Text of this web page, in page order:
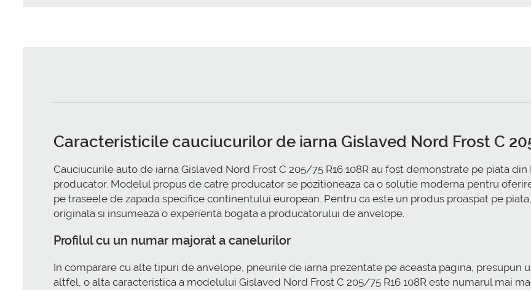
Caracteristicile cauciucurilor de iarna Gislaved Nord Frost C
Cauciucurile auto de iarna Gislaved Nord Frost C 205/75 R16 108R au fost demonstrate pe piata
producator. Modelul propus de catre producator se pozitioneaza ca o solutie moderna pentru
pe traseele de zapada specifice continentului european. Pentru ca este un produs proaspat pe
originala si insumeaza o experienta bogata a producatorului de anvelope.
Profilul cu un numar majorat a canelurilor
In comparare cu alte tipuri de anvelope, pneurile de iarna prezentate pe aceasta pagina, presupun
altfel, o alta caracteristica a modelului Gislaved Nord Frost C 205/75 R16 108R este numarul mai